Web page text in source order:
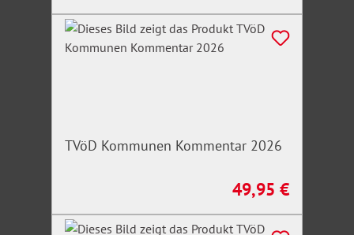
leicht verständliche Oberfläche
einfaches Arbeiten mit Textinhalten
TVöD Kommunen Kommentar 2026
Regulärer Preis:
49,95 €